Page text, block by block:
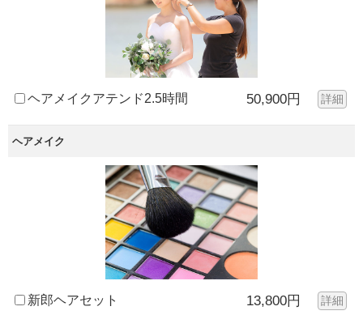
ヘアメイクアテンド2.5時間 50,900円 詳細
ヘアメイク
新郎ヘアセット 13,800円 詳細